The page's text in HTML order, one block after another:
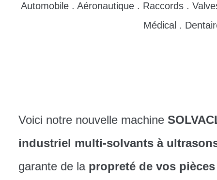
Automobile . Aéronautique . Raccords .
Médical .
Voici notre nouvelle machine
industriel multi-solvants à
garante de la propreté de vos pièces